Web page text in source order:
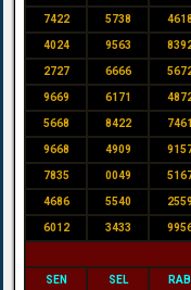
7422 5738 4618
4024 9563
2727 6666
9669 6171
5668 8422 7461
9668 4909
7835 0049
4686 5540 2559
6012 3433
SEN SEL RAB